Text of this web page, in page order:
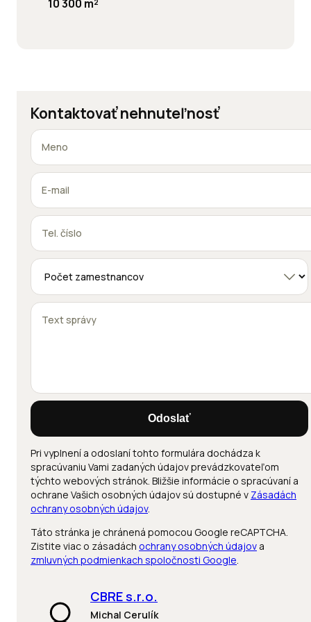
10 300 m²
Kontaktovať nehnuteľnosť
Odoslať
Pri vyplnení a odoslaní tohto formulára dochádza k
spracúvaniu Vami zadaných údajov prevádzkovateľom
týchto webových stránok. Bližšie informácie o spracúvaní a
ochrane Vašich osobných údajov sú dostupné v Zásadách
ochrany osobných údajov.
Táto stránka je chránená pomocou Google reCAPTCHA.
Zistite viac o zásadách ochrany osobných údajov a
zmluvných podmienkach spoločnosti Google.
CBRE s.r.o.
Michal Cerulík